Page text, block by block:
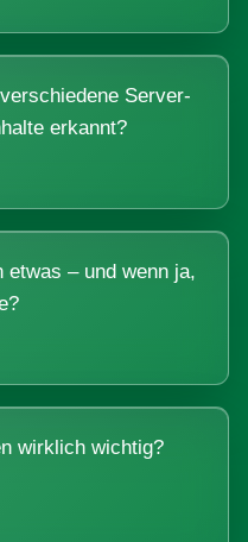
Server-
erkannt?
– und wenn ja,
wirklich wichtig?